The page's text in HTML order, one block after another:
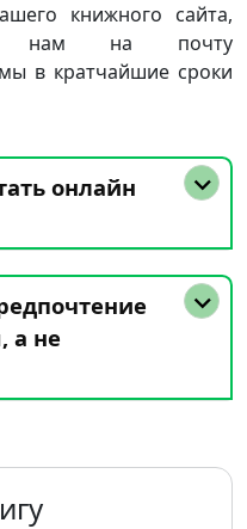
книжного сайта,
нам на почту
в кратчайшие сроки
онлайн
а не